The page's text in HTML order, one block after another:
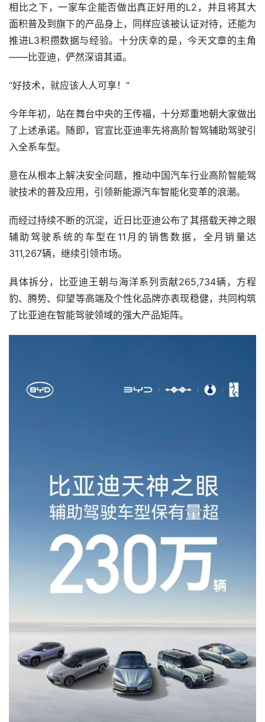
相比之下，一家车企能否做出真正好用的L2，并且将其大
面积普及到旗下的产品身上，同样应该被认证对待，还能为
推进L3积攒数据与经验。十分庆幸的是，今天文章的主角
——比亚迪，俨然深谙其道。
“好技术，就应该人人可享！”
今年年初，站在舞台中央的王传福，十分郑重地朝大家做出
了上述承诺。随即，官宣比亚迪率先将高阶智驾辅助驾驶引
入全系车型。
意在从根本上解决安全问题，推动中国汽车行业高阶智能驾
驶技术的普及应用，引领新能源汽车智能化变革的浪潮。
而经过持续不断的沉淀，近日比亚迪公布了其搭载天神之眼
辅助驾驶系统的车型在11月的销售数据，全月销量达
311,267辆，继续引领市场。
具体拆分，比亚迪王朝与海洋系列贡献265,734辆，方程
豹、腾势、仰望等高端及个性化品牌亦表现稳健，共同构筑
了比亚迪在智能驾驶领域的强大产品矩阵。